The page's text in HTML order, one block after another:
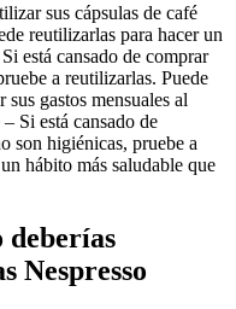
sus cápsulas de café
reutilizarlas para hacer un
está cansado de comprar
a reutilizarlas. Puede
gastos mensuales al
Si está cansado de
son higiénicas, pruebe a
hábito más saludable que
deberías
Nespresso